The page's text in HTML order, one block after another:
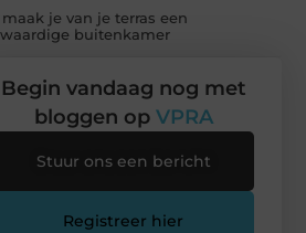
maak je van je terras een
buitenkamer
Begin vandaag nog met
bloggen op VPRA
Stuur ons een bericht
Registreer hier